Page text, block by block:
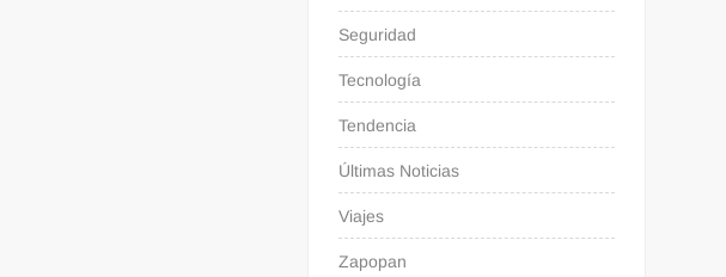
Seguridad
Tecnología
Tendencia
Últimas Noticias
Viajes
Zapopan